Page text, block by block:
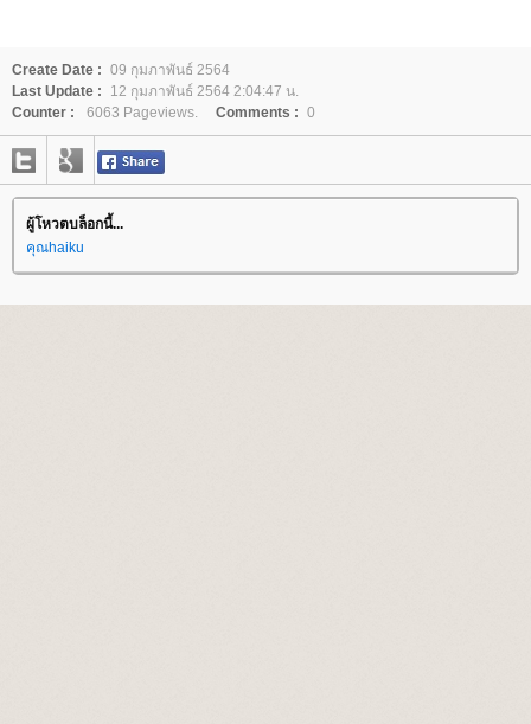
Create Date : 09 กุมภาพันธ์ 2564
Last Update :
12 กุมภาพันธ์ 2564 2:04:47 น.
Counter :
6063 Pageviews. Comments : 0
ผู้โหวตบล็อกนี้...
คุณhaiku